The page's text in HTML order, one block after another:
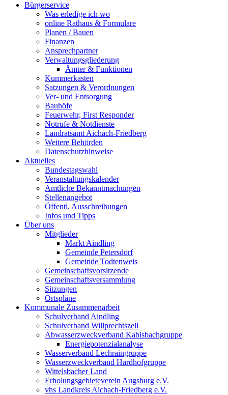
Bürgerservice
Was erledige ich wo
online Rathaus & Formulare
Planen / Bauen
Finanzen
Ansprechpartner
Verwaltungsgliederung
Ämter & Funktionen
Kummerkasten
Satzungen & Verordnungen
Ver- und Entsorgung
Bauhöfe
Feuerwehr, First Responder
Notrufe & Notdienste
Landratsamt Aichach-Friedberg
Weitere Behörden
Datenschutzhinweise
Aktuelles
Bundestagswahl
Veranstaltungskalender
Amtliche Bekanntmachungen
Stellenangebot
Öffentl. Ausschreibungen
Infos und Tipps
Über uns
Mitglieder
Markt Aindling
Gemeinde Petersdorf
Gemeinde Todtenweis
Gemeinschaftsvorsitzende
Gemeinschaftsversammlung
Sitzungen
Ortspläne
Kommunale Zusammenarbeit
Schulverband Aindling
Schulverband Willprechtszell
Abwasserzweckverband Kabisbachgruppe
Energiepotenzialanalyse
Wasserverband Lechraingruppe
Wasserzweckverband Hardhofgruppe
Wittelsbacher Land
Erholungsgebieteverein Augsburg e.V.
vhs Landkreis Aichach-Friedberg e.V.